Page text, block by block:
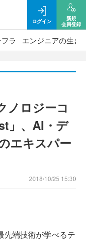
ログイン
新規
会員登録
ラ エンジニアの生き
ノロジーコ
」、AI・デ
エキスパー
2018/10/25 15:30
端技術が学べるテ